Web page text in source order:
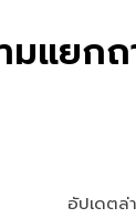
แยกถ
อัปเดตล่